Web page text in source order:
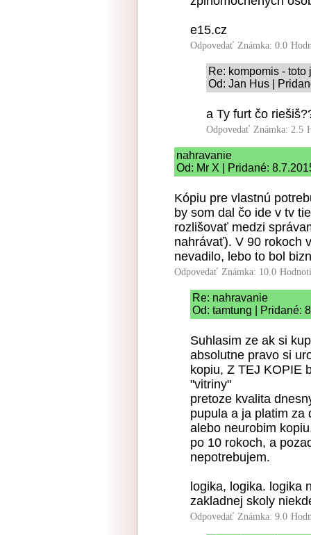
e15.cz
Odpovedať Známka: 0.0
Re: kompomis - toto
Od: Jan Hus |
a Ty furt čo
Odpovedať Známka: 2.5
nahravanie
Od: Mr X | Pridané:
Kópiu pre vlastnú
by som dal čo ide v tv
rozlišovať medzi
nahrávať). V 90 rokoch
nevadilo, lebo to bol
Odpovedať Známka: 10.0
Re: nahravanie
Od: tamtung | Pridané:
Suhlasim ze ak si
absolutne pravo si
kopiu, Z TEJ KOPIE
"vitriny"
pretoze kvalita
pupula a ja platim za
alebo neurobim
po 10 rokoch, a
nepotrebujem.
logika, logika. logika
zakladnej skoly
Odpovedať Známka: 9.0